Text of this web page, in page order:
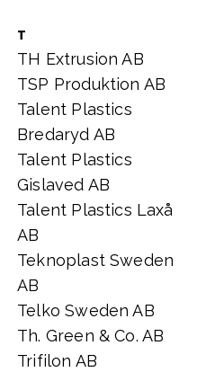
T
TH Extrusion AB
TSP Produktion AB
Talent Plastics
Bredaryd AB
Talent Plastics
Gislaved AB
Talent Plastics Laxå
AB
Teknoplast Sweden
AB
Telko Sweden AB
Th. Green & Co. AB
Trifilon AB